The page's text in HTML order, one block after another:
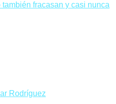
fracasan y casi nunca
Rodríguez